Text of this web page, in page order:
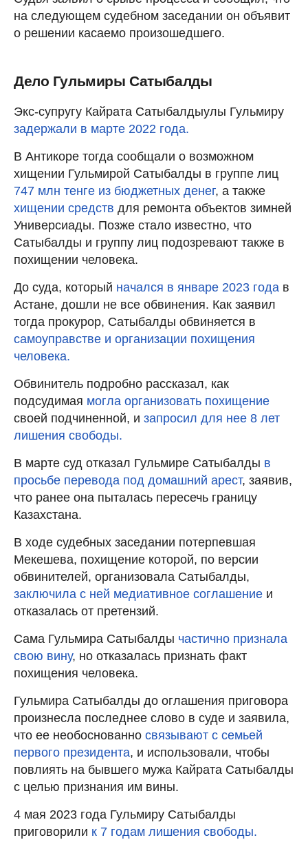
на следующем судебном заседании он объявит
о решении касаемо произошедшего.
Дело Гульмиры Сатыбалды
Экс-супругу Кайрата Сатыбалдыулы Гульмиру
задержали в марте 2022 года.
В Антикоре тогда сообщали о возможном
хищении Гульмирой Сатыбалды в группе лиц
747 млн тенге из бюджетных денег, а также
хищении средств для ремонта объектов зимней
Универсиады. Позже стало известно, что
Сатыбалды и группу лиц подозревают также в
похищении человека.
До суда, который начался в январе 2023 года в
Астане, дошли не все обвинения. Как заявил
тогда прокурор, Сатыбалды обвиняется в
самоуправстве и организации похищения
человека.
Обвинитель подробно рассказал, как
подсудимая могла организовать похищение
своей подчиненной, и запросил для нее 8 лет
лишения свободы.
В марте суд отказал Гульмире Сатыбалды в
просьбе перевода под домашний арест, заявив,
что ранее она пыталась пересечь границу
Казахстана.
В ходе судебных заседании потерпевшая
Мекешева, похищение которой, по версии
обвинителей, организовала Сатыбалды,
заключила с ней медиативное соглашение и
отказалась от претензий.
Сама Гульмира Сатыбалды частично признала
свою вину, но отказалась признать факт
похищения человека.
Гульмира Сатыбалды до оглашения приговора
произнесла последнее слово в суде и заявила,
что ее необоснованно связывают с семьей
первого президента, и использовали, чтобы
повлиять на бывшего мужа Кайрата Сатыбалды
с целью признания им вины.
4 мая 2023 года Гульмиру Сатыбалды
приговорили к 7 годам лишения свободы.